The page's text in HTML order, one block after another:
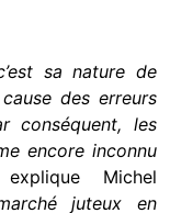
sa nature de
des erreurs
conséquent, les
encore inconnu
Michel
juteux en